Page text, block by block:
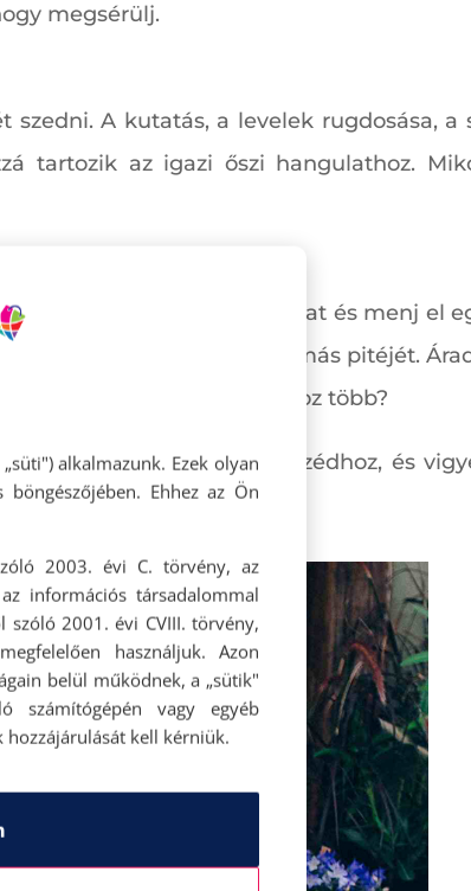
megsérülj.
A kutatás, a levelek rugdosása, a
tartozik az igazi őszi hangulathoz.
Ragadd meg az alkalmat és menj el
a világ legfinomabb almás pitéjét.
íze. Kell egy szép naphoz több?
kopogj át a szomszédhoz, és
alkalmazunk. Ezek olyan
Ehhez az Ön
2003. évi C. törvény, az
információs társadalommal
szóló 2001. évi CVIII. törvény,
használjuk. Azon
belül működnek, a „sütik"
számítógépén vagy egyéb
hozzájárulását kell kérniük.